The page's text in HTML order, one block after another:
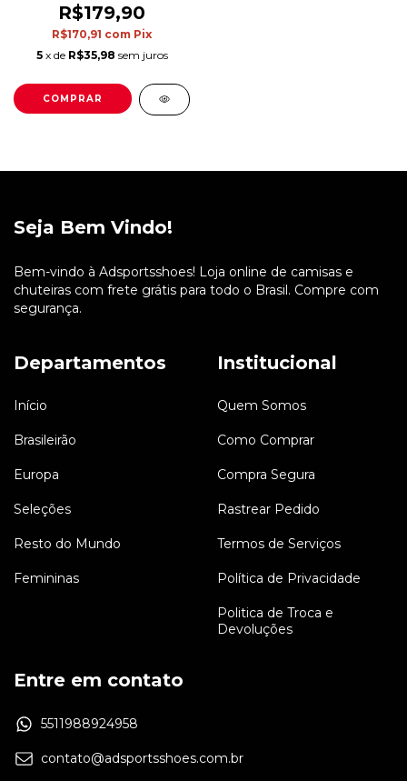
com detalhes em azul e
branco
R$179,90
R$170,91 com Pix
5 x de R$35,98 sem juros
COMPRAR
Seja Bem Vindo!
Bem-vindo à Adsportsshoes! Loja online de camisas e
chuteiras com frete grátis para todo o Brasil. Compre com
segurança.
Departamentos
Início
Brasileirão
Europa
Seleções
Resto do Mundo
Femininas
Institucional
Quem Somos
Como Comprar
Compra Segura
Rastrear Pedido
Termos de Serviços
Política de Privacidade
Politica de Troca e
Devoluções
Entre em contato
5511988924958
contato@adsportsshoes.com.br